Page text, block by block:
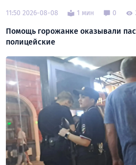
11:50 2026-08-08 1 мин 0
Помощь горожанке оказывали
полицейские